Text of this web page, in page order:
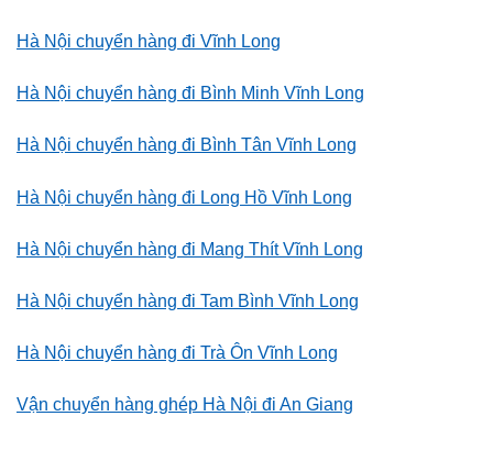
Hà Nội chuyển hàng đi Vĩnh Long
Hà Nội chuyển hàng đi Bình Minh Vĩnh Long
Hà Nội chuyển hàng đi Bình Tân Vĩnh Long
Hà Nội chuyển hàng đi Long Hồ Vĩnh Long
Hà Nội chuyển hàng đi Mang Thít Vĩnh Long
Hà Nội chuyển hàng đi Tam Bình Vĩnh Long
Hà Nội chuyển hàng đi Trà Ôn Vĩnh Long
Vận chuyển hàng ghép Hà Nội đi An Giang